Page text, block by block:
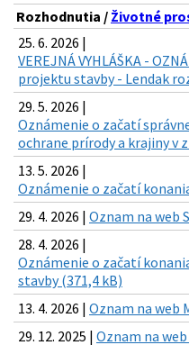
Rozhodnutia / Životné
25. 6. 2026 |
VEREJNÁ VYHLÁŠKA -
projektu stavby - Lendak
29. 5. 2026 |
Oznámenie o začatí
ochrane prírody a krajiny v
13. 5. 2026 |
Oznámenie o začatí
29. 4. 2026 | Oznam na web
28. 4. 2026 |
Oznámenie o začatí
stavby (371,4 kB)
13. 4. 2026 | Oznam na web
29. 12. 2025 | Oznam na